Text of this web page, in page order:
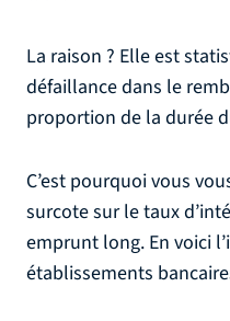
La raison ? Elle est
défaillance dans le
proportion de la durée
C’est pourquoi vous
surcote sur le taux
emprunt long. En voici
établissements